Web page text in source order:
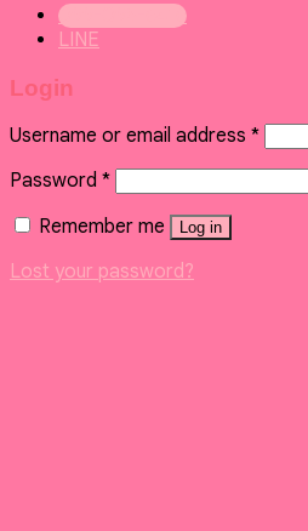
099-095-6416
LINE
Login
Username or email address *
Password *
Remember me
Log in
Lost your password?